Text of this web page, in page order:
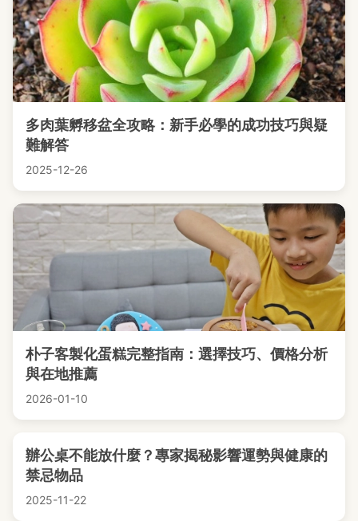
多肉葉孵移盆全攻略：新手必學的成功技巧與疑
難解答
2025-12-26
朴子客製化蛋糕完整指南：選擇技巧、價格分析
與在地推薦
2026-01-10
辦公桌不能放什麼？專家揭秘影響運勢與健康的
禁忌物品
2025-11-22